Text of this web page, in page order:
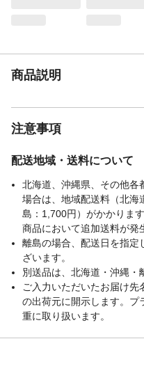
商品説明
注意事項
配送地域・送料について
北海道、沖縄県、その他各
場合は、地域配送料（北海
島：1,700円）がかかりま
商品において追加送料が発
離島の場合、配送日を指定
ざいます。
別送品は、北海道・沖縄・
ご入力いただいたお届け
の出荷元に開示します。プ
重に取り扱います。